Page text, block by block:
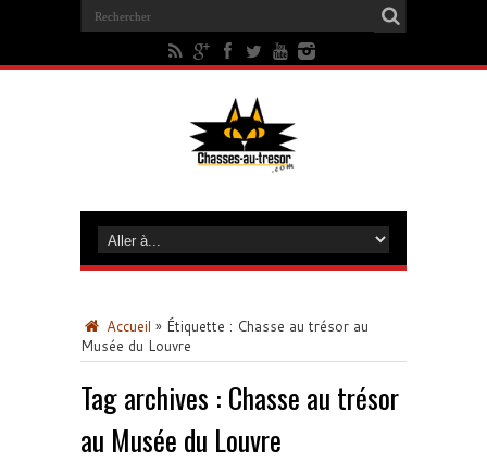
Accueil » Étiquette : Chasse au trésor au
Musée du Louvre
Tag archives : Chasse au trésor
au Musée du Louvre